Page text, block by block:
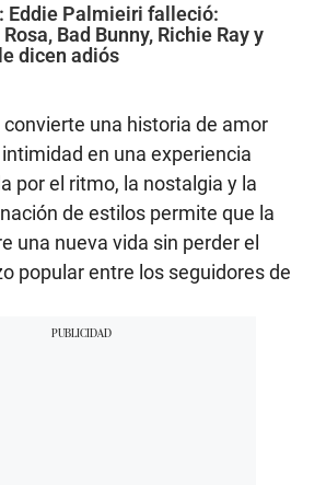
Eddie Palmieiri falleció:
Bad Bunny, Richie Ray y
dicen adiós
una historia de amor
en una experiencia
por el ritmo, la nostalgia y la
de estilos permite que la
una nueva vida sin perder el
popular entre los seguidores de